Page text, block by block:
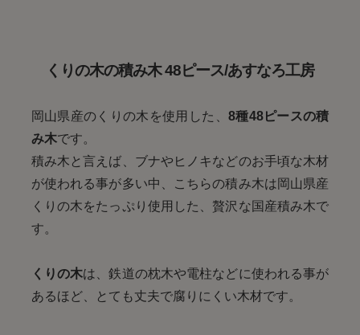
くりの木の積み木 48ピース/あすなろ工房
岡山県産のくりの木を使用した、 8種48ピースの積
み木です。
積み木と言えば、ブナやヒノキなどのお手頃な木材
が使われる事が多い中、こちらの積み木は岡山県産
くりの木をたっぷり使用した、贅沢な国産積み木で
す。
くりの木は、鉄道の枕木や電柱などに使われる事が
あるほど、とても丈夫で腐りにくい木材です。